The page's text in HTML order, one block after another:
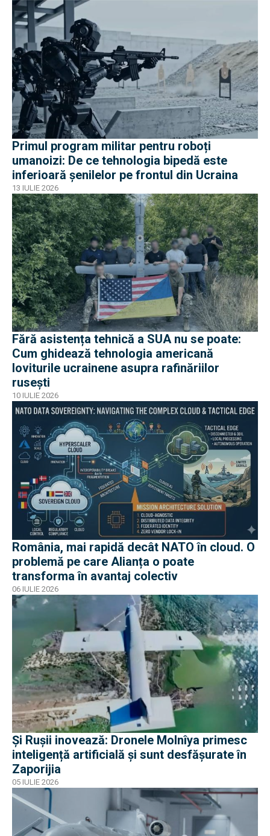
Primul program militar pentru roboți
umanoizi: De ce tehnologia bipedă este
inferioară șenilelor pe frontul din Ucraina
13 IULIE 2026
Fără asistența tehnică a SUA nu se poate:
Cum ghidează tehnologia americană
loviturile ucrainene asupra rafinăriilor
rusești
10 IULIE 2026
România, mai rapidă decât NATO în cloud. O
problemă pe care Alianța o poate
transforma în avantaj colectiv
06 IULIE 2026
Și Rușii inovează: Dronele Molnîya primesc
inteligență artificială și sunt desfășurate în
Zaporijia
05 IULIE 2026